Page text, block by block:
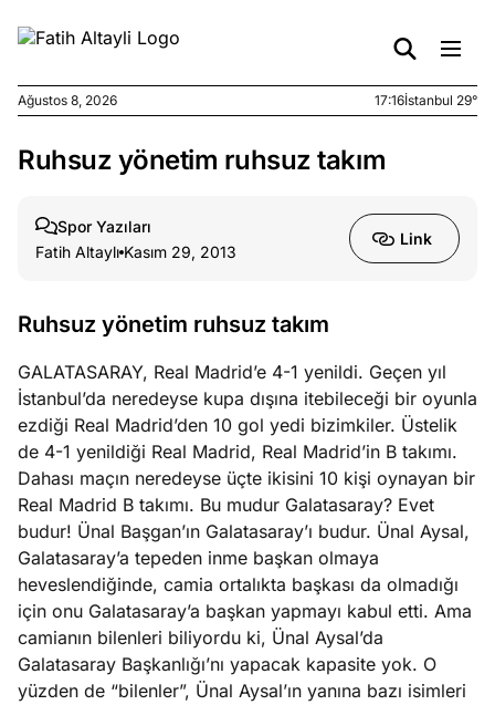
Ağustos
kirli
6, 2026
yasalar
Ağustos
5, 2026
stok
caiz
Köşe
Yazıları
Spor
Yazıları
Yazıları
Ağustos 8, 2026 17:16İstanbul 29°
Ruhsuz yönetim ruhsuz takım
Spor Yazıları
Fatih Altaylı Kasım 29, 2013
Link
Ruhsuz yönetim ruhsuz takım
GALATASARAY, Real Madrid’e 4-1 yenildi. Geçen yıl
İstanbul’da neredeyse kupa dışına itebileceği bir oyunla
ezdiği Real Madrid’den 10 gol yedi bizimkiler. Üstelik
de 4-1 yenildiği Real Madrid, Real Madrid’in B takımı.
Dahası maçın neredeyse üçte ikisini 10 kişi oynayan bir
Real Madrid B takımı. Bu mudur Galatasaray? Evet
budur! Ünal Başgan’ın Galatasaray’ı budur. Ünal Aysal,
Galatasaray’a tepeden inme başkan olmaya
heveslendiğinde, camia ortalıkta başkası da olmadığı
için onu Galatasaray’a başkan yapmayı kabul etti. Ama
camianın bilenleri biliyordu ki, Ünal Aysal’da
Galatasaray Başkanlığı’nı yapacak kapasite yok. O
yüzden de “bilenler”, Ünal Aysal’ın yanına bazı isimleri